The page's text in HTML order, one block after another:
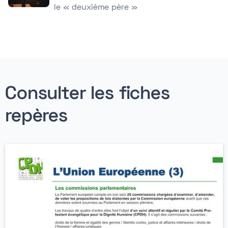
le « deuxième père »
Consulter les fiches
repères